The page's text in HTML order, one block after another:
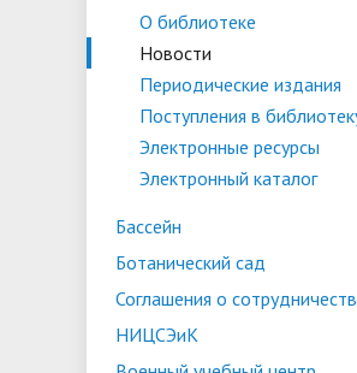
Национальные проекты
Федерации
О библиотеке
Новости
Периодические издания
Поступления в
Электронные ресурсы
Электронный каталог
Бассейн
Ботанический сад
Соглашения о
НИЦСЭиК